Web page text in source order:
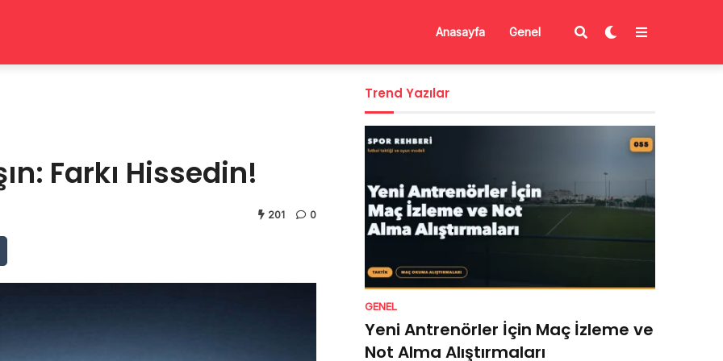
Anasayfa Genel
Farkı Hissedin!
201 0
Trend Yazılar
GENEL
Yeni Antrenörler İçin Maç İzleme ve
Not Alma Alıştırmaları